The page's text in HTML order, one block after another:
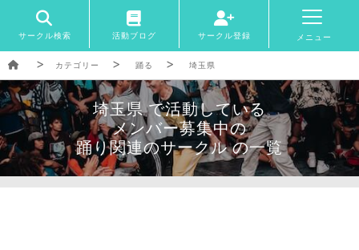
サークル検索 活動ブログ サークル登録 メニュー
カテゴリー 踊る 埼玉県
埼玉県 で活動している
メンバー募集中の
踊り関連のサークル の一覧